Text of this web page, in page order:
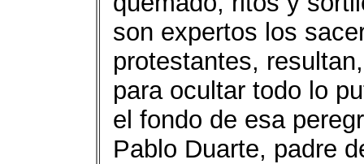
son expertos los
protestantes,
para ocultar todo lo
el fondo de esa
Pablo Duarte, padre